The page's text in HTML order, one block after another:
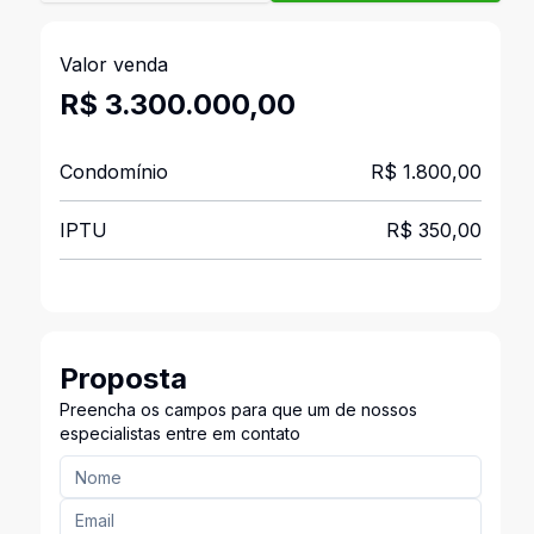
Valor venda
R$ 3.300.000,00
Condomínio R$ 1.800,00
IPTU R$ 350,00
Proposta
Preencha os campos para que um de nossos
especialistas entre em contato